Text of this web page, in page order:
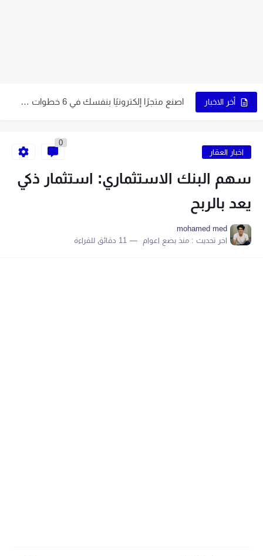
أخر الاخبار 9 نصائح أساسية لبدء متجر إلكتروني ناجح
اخبار العقار
0
سهم البنك الاستثماري: استثمار ذكي
يعد بالربح
mohamed med
اخر تحديث : منذ بضع اعوام 11 دقائق للقراءة